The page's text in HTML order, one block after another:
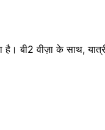
बी2 वीज़ा के साथ,